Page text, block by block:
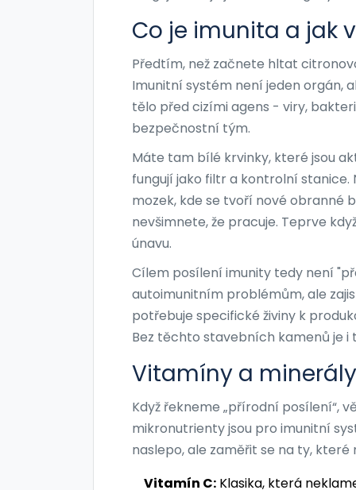
Co je imunita a jak
Předtím, než začnete hltat
Imunitní systém není jeden orgán,
tělo před cizími agens - viry,
bezpečnostní tým.
Máte tam bílé krvinky, které jsou
fungují jako filtr a kontrolní stanice.
mozek, kde se tvoří nové obranné
nevšimnete, že pracuje. Teprve
únavu.
Cílem posílení imunity tedy není
autoimunitním problémům, ale
potřebuje specifické živiny k
Bez těchto stavebních kamenů je i
Vitamíny a
Když řekneme „přírodní posílení“,
mikronutrienty jsou pro imunitní
naslepo, ale zaměřit se na ty,
Vitamín C: Klasika, která